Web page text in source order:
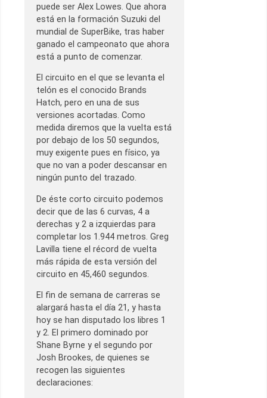
puede ser Alex Lowes. Que ahora
está en la formación Suzuki del
mundial de SuperBike, tras haber
ganado el campeonato que ahora
está a punto de comenzar.
El circuito en el que se levanta el
telón es el conocido Brands
Hatch, pero en una de sus
versiones acortadas. Como
medida diremos que la vuelta está
por debajo de los 50 segundos,
muy exigente pues en físico, ya
que no van a poder descansar en
ningún punto del trazado.
De éste corto circuito podemos
decir que de las 6 curvas, 4 a
derechas y 2 a izquierdas para
completar los 1.944 metros. Greg
Lavilla tiene el récord de vuelta
más rápida de esta versión del
circuito en 45,460 segundos.
El fin de semana de carreras se
alargará hasta el día 21, y hasta
hoy se han disputado los libres 1
y 2. El primero dominado por
Shane Byrne y el segundo por
Josh Brookes, de quienes se
recogen las siguientes
declaraciones: